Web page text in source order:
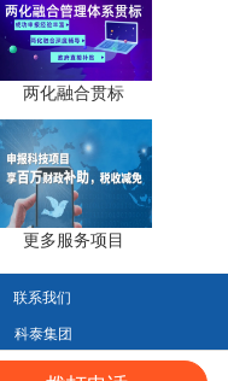
两化融合贯标
更多服务项目
联系我们
科泰集团